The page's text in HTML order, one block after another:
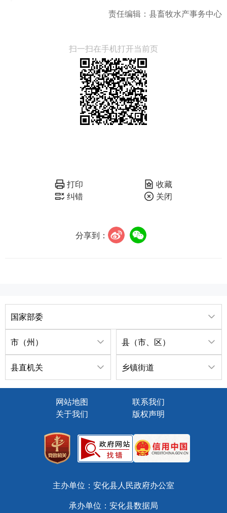
责任编辑：县畜牧水产事务中心
扫一扫在手机打开当前页
打印
收藏
纠错
关闭
分享到：
国家部委
市（州） 县（市、区）
县直机关 乡镇街道
网站地图
联系我们
关于我们
版权声明
主办单位：安化县人民政府办公室
承办单位：安化县数据局